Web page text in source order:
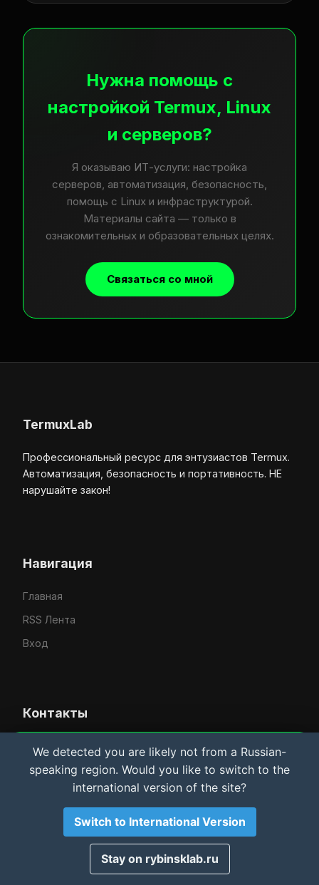
We detected you are likely not from a Russian-
speaking region. Would you like to switch to the
international version of the site?
Switch to International Version
Stay on rybinsklab.ru
Нужна помощь с
настройкой Termux, Linux
и серверов?
Я оказываю ИТ-услуги: настройка
серверов, автоматизация, безопасность,
помощь с Linux и инфраструктурой.
Материалы сайта — только в
ознакомительных и образовательных целях.
Связаться со мной
TermuxLab
Профессиональный ресурс для энтузиастов Termux.
Автоматизация, безопасность и портативность. НЕ
нарушайте закон!
Навигация
Главная
RSS Лента
Вход
Контакты
Усачёв Денис Евгеньевич
IT-услуги в Рыбинске
© 2026 РыбинскЛаб. Все права защищены.
Важная информация и Cookie
Мы используем файлы cookie для аналитики.
Материалы сайта носятисключительно
ответственности за возможный ущерб оборудованию
или ПО. Используя сайт, вы соглашаетесь с этими
условиями.
Принято